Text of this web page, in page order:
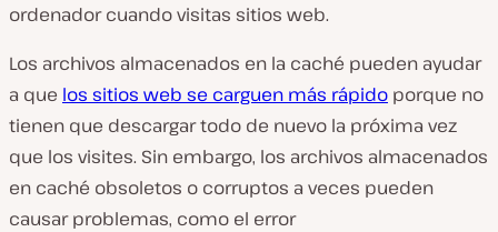
ordenador cuando visitas sitios web.
Los archivos almacenados en la caché pueden ayudar
a que los sitios web se carguen más rápido porque no
tienen que descargar todo de nuevo la próxima vez
que los visites. Sin embargo, los archivos almacenados
en caché obsoletos o corruptos a veces pueden
causar problemas, como el error